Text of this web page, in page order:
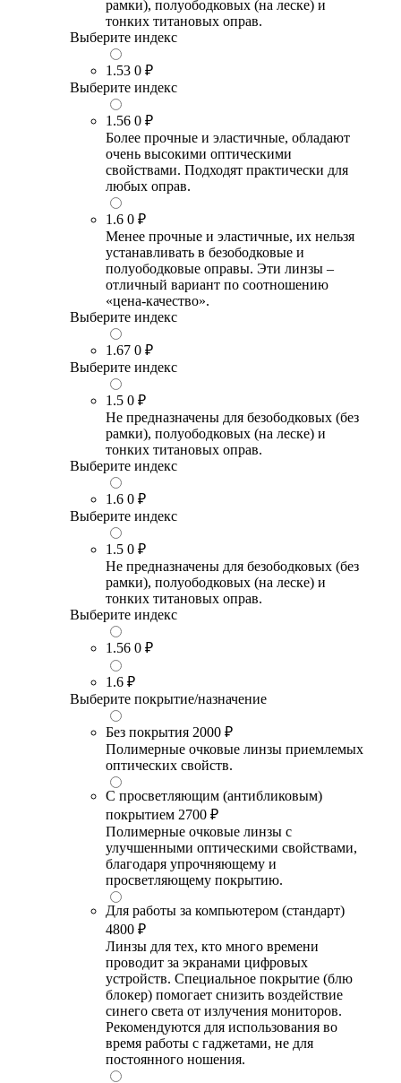
рамки), полуободковых (на леске) и
тонких титановых оправ.
Выберите индекс
1.53 0 ₽
Выберите индекс
1.56 0 ₽
Более прочные и эластичные, обладают
очень высокими оптическими
свойствами. Подходят практически для
любых оправ.
1.6 0 ₽
Менее прочные и эластичные, их нельзя
устанавливать в безободковые и
полуободковые оправы. Эти линзы –
отличный вариант по соотношению
«цена-качество».
Выберите индекс
1.67 0 ₽
Выберите индекс
1.5 0 ₽
Не предназначены для безободковых (без
рамки), полуободковых (на леске) и
тонких титановых оправ.
Выберите индекс
1.6 0 ₽
Выберите индекс
1.5 0 ₽
Не предназначены для безободковых (без
рамки), полуободковых (на леске) и
тонких титановых оправ.
Выберите индекс
1.56 0 ₽
1.6 ₽
Выберите покрытие/назначение
Без покрытия 2000 ₽
Полимерные очковые линзы приемлемых
оптических свойств.
С просветляющим (антибликовым)
покрытием 2700 ₽
Полимерные очковые линзы с
улучшенными оптическими свойствами,
благодаря упрочняющему и
просветляющему покрытию.
Для работы за компьютером (стандарт)
4800 ₽
Линзы для тех, кто много времени
проводит за экранами цифровых
устройств. Специальное покрытие (блю
блокер) помогает снизить воздействие
синего света от излучения мониторов.
Рекомендуются для использования во
время работы с гаджетами, не для
постоянного ношения.